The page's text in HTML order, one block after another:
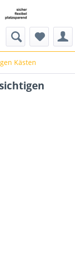
Kästen